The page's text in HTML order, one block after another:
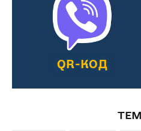
QR-КОД